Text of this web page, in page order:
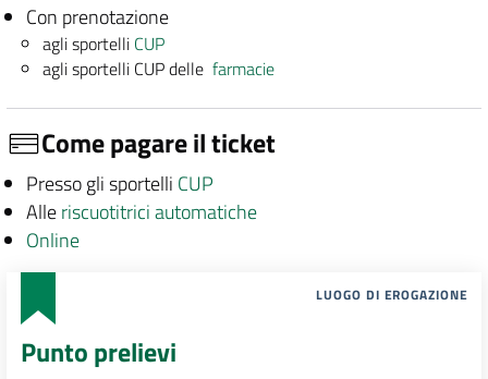
Con prenotazione
agli sportelli CUP
agli sportelli CUP dellefarmacie
Come pagare il ticket
Presso gli sportelli CUP
Alleriscuotitrici automatiche
Online
LUOGO DI EROGAZIONE
Punto prelievi